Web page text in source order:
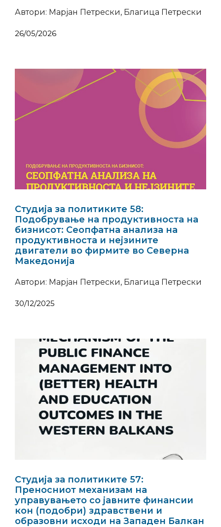
Автори: Марјан Петрески, Благица Петрески
26/05/2026
Студија за политиките 58:
Подобрување на продуктивноста на
бизнисот: Сеопфатна анализа на
продуктивноста и нејзините
двигатели во фирмите во Северна
Македонија
Автори: Марјан Петрески, Благица Петрески
30/12/2025
Студија за политиките 57:
Преносниот механизам на
управувањето со јавните финансии
кон (подобри) здравствени и
образовни исходи на Западен Балкан